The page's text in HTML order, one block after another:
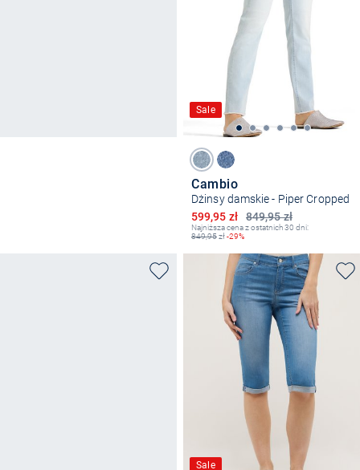
Sale
Cambio
Dżinsy damskie - Piper Cropped
849,95 zł
Obniżona cena
599,95 zł
Najniższa cena z ostatnich 30 dni:
849,95zł-29%
Sale